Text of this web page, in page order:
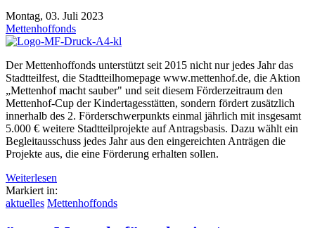
Montag, 03. Juli 2023
Mettenhoffonds
Der Mettenhoffonds unterstützt seit 2015 nicht nur jedes Jahr das
Stadtteilfest, die Stadtteilhomepage www.mettenhof.de, die Aktion
„Mettenhof macht sauber" und seit diesem Förderzeitraum den
Mettenhof-Cup der Kindertagesstätten, sondern fördert zusätzlich
innerhalb des 2. Förderschwerpunkts einmal jährlich mit insgesamt
5.000 € weitere Stadtteilprojekte auf Antragsbasis. Dazu wählt ein
Begleitausschuss jedes Jahr aus den eingereichten Anträgen die
Projekte aus, die eine Förderung erhalten sollen.
Weiterlesen
Markiert in:
aktuelles Mettenhoffonds